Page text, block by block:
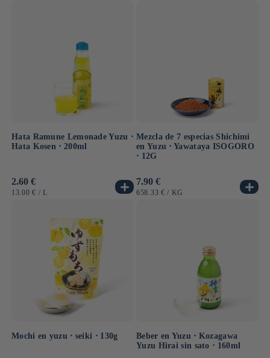
instante un plato en una experiencia sensorial.
El sudachi (すだち), por su parte, es un cítrico verde,
apreciado por su sabor ácido y sus notas herbáceas,
perfecto para acompañar los mariscos.
Los cítricos ocupan un lugar fundamental en la
complejidad a los platos, desde adobos hasta postres,
pasando por salsas y bebidas. ¡Solo queda probarlos
Hata Ramune Lemonade Yuzu ⋅
Hata Kosen ⋅ 200ml
Precio
habitual
2.60 €
PRECIO
13.00 € / POR
L
Mezcla de 7 especias Shichimi
en Yuzu ⋅ Yawataya ISOGORO
⋅ 12G
Precio
habitual
7.90 €
PRECIO
658.33 € / POR
KG
Mochi en yuzu ⋅ seiki ⋅ 130g
Beber en Yuzu ⋅ Kozagawa
Yuzu Hirai sin sato ⋅ 160ml